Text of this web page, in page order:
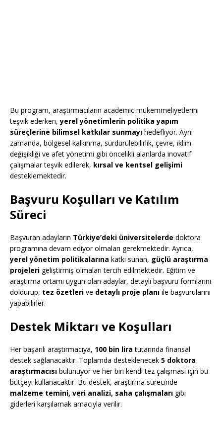
Bu program, araştırmacıların academic mükemmeliyetlerini
teşvik ederken,yerel yönetimlerin politika yapım
süreçlerine bilimsel katkılar sunmayı hedefliyor. Aynı
zamanda, bölgesel kalkınma, sürdürülebilirlik, çevre, iklim
değişikliği ve afet yönetimi gibi öncelikli alanlarda inovatif
çalışmalar teşvik edilerek, kırsal ve kentsel gelişimi
desteklemektedir.
Başvuru Koşulları ve Katılım
Süreci
Başvuran adayların Türkiye’deki üniversitelerde doktora
programına devam ediyor olmaları gerekmektedir. Ayrıca,
yerel yönetim politikalarına katkı sunan, güçlü araştırma
projeleri geliştirmiş olmaları tercih edilmektedir. Eğitim ve
araştırma ortamı uygun olan adaylar, detaylı başvuru formlarını
doldurup, tez özetleri ve detaylı proje planı ile başvurularını
yapabilirler.
Destek Miktarı ve Koşulları
Her başarılı araştırmacıya, 100 bin lira tutarında finansal
destek sağlanacaktır. Toplamda desteklenecek 5 doktora
araştırmacısı bulunuyor ve her biri kendi tez çalışması için bu
bütçeyi kullanacaktır. Bu destek, araştırma sürecinde
malzeme temini, veri analizi, saha çalışmaları gibi
giderleri karşılamak amacıyla verilir.